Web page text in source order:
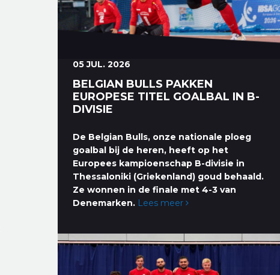
05 JUL. 2026
BELGIAN BULLS PAKKEN
EUROPESE TITEL GOALBAL IN B-
DIVISIE
De Belgian Bulls, onze nationale ploeg
goalbal bij de heren, heeft op het
Europees kampioenschap B-divisie in
Thessaloniki (Griekenland) goud behaald.
Ze wonnen in de finale met 4-3 van
Denemarken. Lees meer